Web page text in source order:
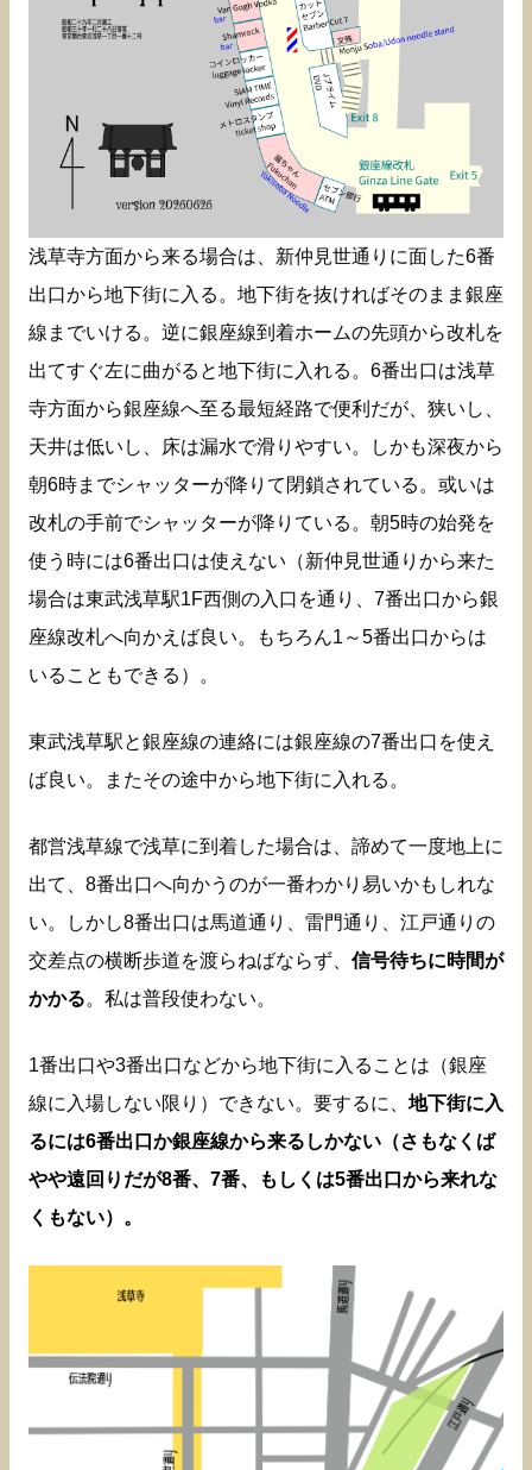
浅草寺方面から来る場合は、新仲見世通りに面した6番
出口から地下街に入る。地下街を抜ければそのまま銀座
線までいける。逆に銀座線到着ホームの先頭から改札を
出てすぐ左に曲がると地下街に入れる。6番出口は浅草
寺方面から銀座線へ至る最短経路で便利だが、狭いし、
天井は低いし、床は漏水で滑りやすい。しかも深夜から
朝6時までシャッターが降りて閉鎖されている。或いは
改札の手前でシャッターが降りている。朝5時の始発を
使う時には6番出口は使えない（新仲見世通りから来た
場合は東武浅草駅1F西側の入口を通り、7番出口から銀
座線改札へ向かえば良い。もちろん1～5番出口からは
いることもできる）。
東武浅草駅と銀座線の連絡には銀座線の7番出口を使え
ば良い。またその途中から地下街に入れる。
都営浅草線で浅草に到着した場合は、諦めて一度地上に
出て、8番出口へ向かうのが一番わかり易いかもしれな
い。しかし8番出口は馬道通り、雷門通り、江戸通りの
交差点の横断歩道を渡らねばならず、 信号待ちに時間が
かかる。私は普段使わない。
1番出口や3番出口などから地下街に入ることは（銀座
線に入場しない限り）できない。要するに、 地下街に入
るには6番出口か銀座線から来るしかない（さもなくば
やや遠回りだが8番、7番、もしくは5番出口から来れな
くもない）。